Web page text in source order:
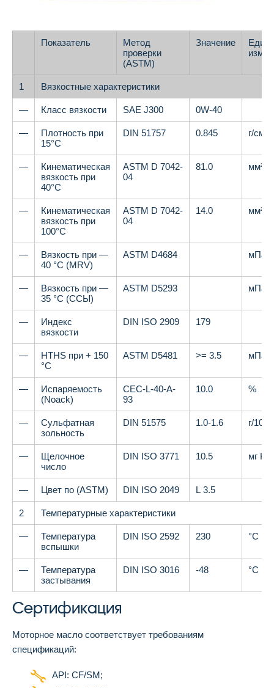
Показатель
Метод
проверки
(ASTM)
Значение
1 Вязкостные характеристики
— Класс вязкости SAE J300 0W-40
—
Плотность при
15°C
DIN 51757 0.845 г/см³
—
Кинематическая
вязкость при
40°C
ASTM D 7042-
04
81.0 мм²/
—
Кинематическая
вязкость при
100°C
ASTM D 7042-
04
14.0 мм²/
—
Вязкость при —
40 °C (MRV)
ASTM D4684 мПа
—
Вязкость при —
35 °C (ССЫ)
ASTM D5293 мПа
—
Индекс
вязкости
DIN ISO 2909 179
—
HTHS при + 150
°C
ASTM D5481 >= 3.5 мПа
—
Испаряемость
(Noack)
CEC-L-40-A-
93
10.0 %
—
Сульфатная
зольность
DIN 51575 1.0-1.6 г/100г
—
Щелочное
число
DIN ISO 3771 10.5 мг
— Цвет по (ASTM) DIN ISO 2049 L 3.5
2 Температурные характеристики
—
Температура
вспышки
DIN ISO 2592 230 °C
—
Температура
застывания
DIN ISO 3016 -48 °C
Сертификация
Моторное масло соответствует требованиям
спецификаций:
API: CF/SM;